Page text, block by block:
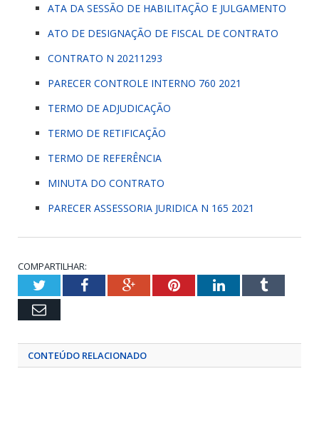
ATA DA SESSÃO DE HABILITAÇÃO E JULGAMENTO
ATO DE DESIGNAÇÃO DE FISCAL DE CONTRATO
CONTRATO N 20211293
PARECER CONTROLE INTERNO 760 2021
TERMO DE ADJUDICAÇÃO
TERMO DE RETIFICAÇÃO
TERMO DE REFERÊNCIA
MINUTA DO CONTRATO
PARECER ASSESSORIA JURIDICA N 165 2021
COMPARTILHAR:
TwitterFacebookGoogle+PinterestLinkedInTumblr
Email
CONTEÚDO RELACIONADO